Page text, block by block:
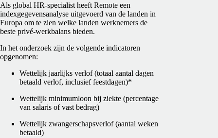
Als global HR-specialist heeft Remote een
indexgegevensanalyse uitgevoerd van de landen in
Europa om te zien welke landen werknemers de
beste privé-werkbalans bieden.
In het onderzoek zijn de volgende indicatoren
opgenomen:
Wettelijk jaarlijks verlof (totaal aantal dagen
betaald verlof, inclusief feestdagen)*
Wettelijk minimumloon bij ziekte (percentage
van salaris of vast bedrag)
Wettelijk zwangerschapsverlof (aantal weken
betaald)